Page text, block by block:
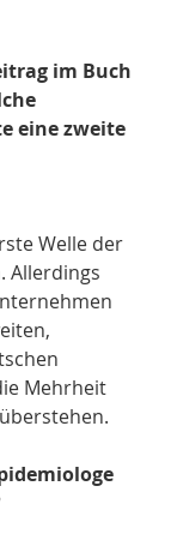
im Buch
eine zweite
Welle der
Allerdings
Mehrheit